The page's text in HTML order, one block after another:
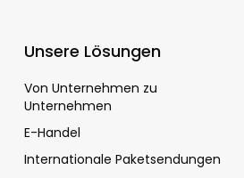
Unsere Lösungen
Von Unternehmen zu
Unternehmen
E-Handel
Internationale Paketsendungen